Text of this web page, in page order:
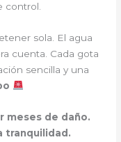
control.
sola. El agua
cuenta. Cada gota
sencilla y una
meses de daño.
tranquilidad.